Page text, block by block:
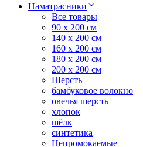
Наматрасники
Все товары
90 x 200 см
140 x 200 см
160 x 200 см
180 x 200 см
200 x 200 см
Шерсть
бамбуковое волокно
овечья шерсть
хлопок
шёлк
синтетика
Непромокаемые